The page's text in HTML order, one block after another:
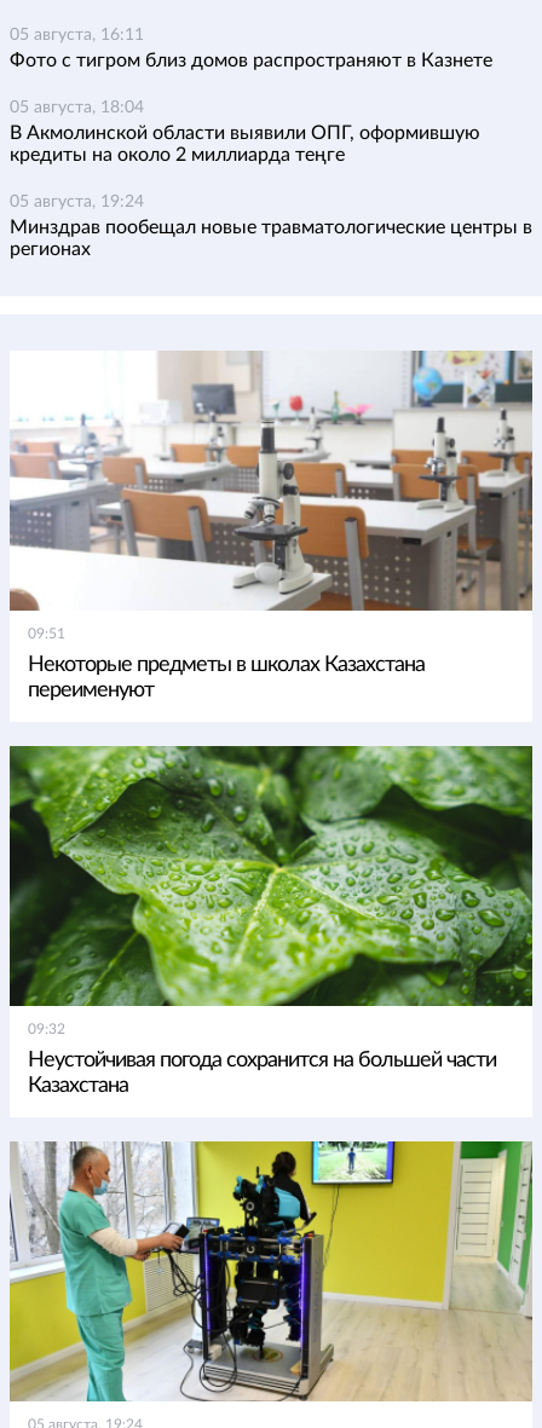
05 августа, 16:11
Фото с тигром близ домов распространяют в Казнете
05 августа, 18:04
В Акмолинской области выявили ОПГ, оформившую
кредиты на около 2 миллиарда теңге
05 августа, 19:24
Минздрав пообещал новые травматологические центры в
регионах
09:51
Некоторые предметы в школах Казахстана
переименуют
09:32
Неустойчивая погода сохранится на большей части
Казахстана
05 августа, 19:24